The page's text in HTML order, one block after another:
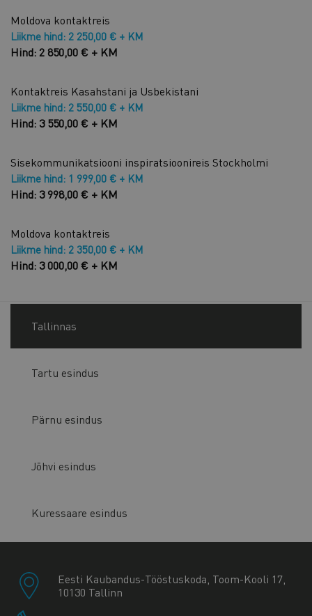
Moldova kontaktreis
Liikme hind: 2 250,00 € + KM
Hind: 2 850,00 € + KM
Kontaktreis Kasahstani ja Usbekistani
Liikme hind: 2 550,00 € + KM
Hind: 3 550,00 € + KM
Sisekommunikatsiooni inspiratsioonireis Stockholmi
Liikme hind: 1 999,00 € + KM
Hind: 3 998,00 € + KM
Moldova kontaktreis
Liikme hind: 2 350,00 € + KM
Hind: 3 000,00 € + KM
Tallinnas
Tartu esindus
Pärnu esindus
Jõhvi esindus
Kuressaare esindus
Eesti Kaubandus-Tööstuskoda, Toom-Kooli 17,
10130 Tallinn